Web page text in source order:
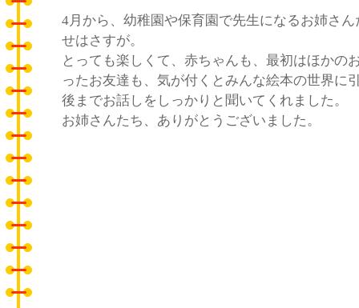
4月から、幼稚園や保育園で先生になるお姉さ
せはさすが。
とっても楽しくて、赤ちゃんも、最初はほかの
ったお友達も、気が付くとみんな絵本の世界に
後までお話しをしっかりと聞いてくれました。
お姉さんたち、ありがとうございました。